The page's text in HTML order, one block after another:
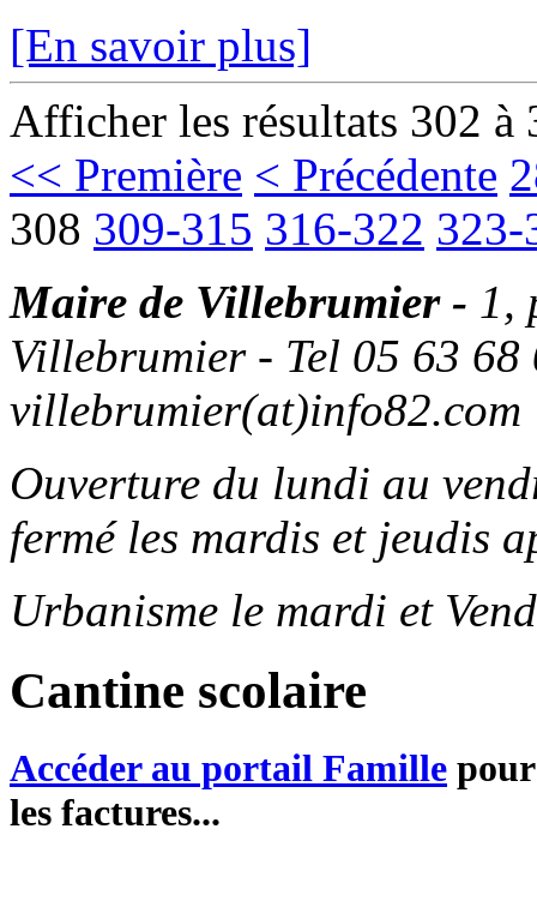
[En savoir plus]
Afficher les résultats 302 à
<< Première < Précédente
308 309-315 316-322 323-
Maire de Villebrumier - 1,
Villebrumier - Tel 05 63
villebrumier(at)info82.com
Ouverture du lundi au
fermé les mardis et jeudis
Urbanisme le mardi et
Cantine scolaire
Accéder au portail Famille
les factures...